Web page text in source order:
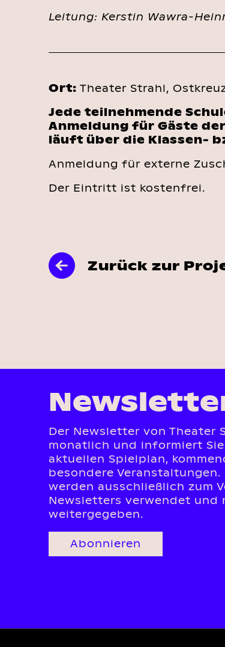
Leitung: Kerstin Wawra-
Ort: Theater Strahl,
Jede teilnehmende
Anmeldung für Gäste
läuft über die Klassen-
Anmeldung für externe
Der Eintritt ist kostenfrei.
Zurück zur
Der Newsletter von Theater
monatlich und informiert
aktuellen Spielplan,
besondere Veranstaltungen.
werden ausschließlich zum
Newsletters verwendet und
weitergegeben.
Abonnieren